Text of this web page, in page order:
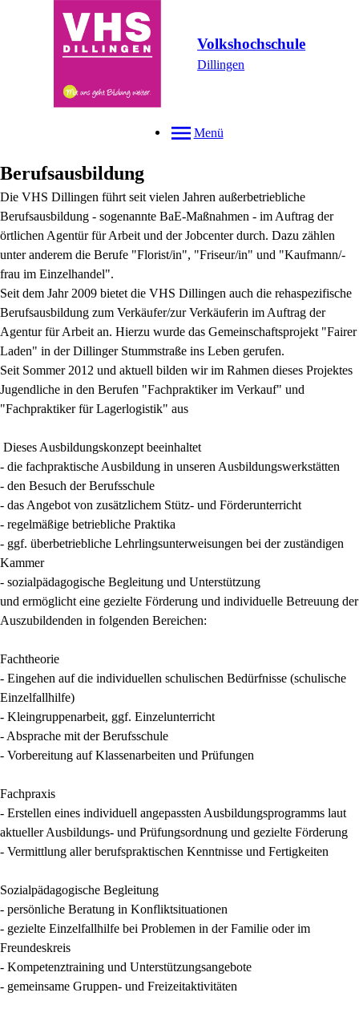
Volkshochschule
Dillingen
Menü
Berufsausbildung
Die VHS Dillingen führt seit vielen Jahren außerbetriebliche
Berufsausbildung - sogenannte BaE-Maßnahmen - im Auftrag der
örtlichen Agentür für Arbeit und der Jobcenter durch. Dazu zählen
unter anderem die Berufe "Florist/in", "Friseur/in" und "Kaufmann/-
frau im Einzelhandel".
Seit dem Jahr 2009 bietet die VHS Dillingen auch die rehaspezifische
Berufsausbildung zum Verkäufer/zur Verkäuferin im Auftrag der
Agentur für Arbeit an. Hierzu wurde das Gemeinschaftsprojekt "Fairer
Laden" in der Dillinger Stummstraße ins Leben gerufen.
Seit Sommer 2012 und aktuell bilden wir im Rahmen dieses Projektes
Jugendliche in den Berufen "Fachpraktiker im Verkauf" und
"Fachpraktiker für Lagerlogistik" aus
Dieses Ausbildungskonzept beeinhaltet
- die fachpraktische Ausbildung in unseren Ausbildungswerkstätten
- den Besuch der Berufsschule
- das Angebot von zusätzlichem Stütz- und Förderunterricht
- regelmäßige betriebliche Praktika
- ggf. überbetriebliche Lehrlingsunterweisungen bei der zuständigen
Kammer
- sozialpädagogische Begleitung und Unterstützung
und ermöglicht eine gezielte Förderung und individuelle Betreuung der
Auszubildenden in folgenden Bereichen:
Fachtheorie
- Eingehen auf die individuellen schulischen Bedürfnisse (schulische
Einzelfallhilfe)
- Kleingruppenarbeit, ggf. Einzelunterricht
- Absprache mit der Berufsschule
- Vorbereitung auf Klassenarbeiten und Prüfungen
Fachpraxis
- Erstellen eines individuell angepassten Ausbildungsprogramms laut
aktueller Ausbildungs- und Prüfungsordnung und gezielte Förderung
- Vermittlung aller berufspraktischen Kenntnisse und Fertigkeiten
Sozialpädagogische Begleitung
- persönliche Beratung in Konfliktsituationen
- gezielte Einzelfallhilfe bei Problemen in der Familie oder im
Freundeskreis
- Kompetenztraining und Unterstützungsangebote
- gemeinsame Gruppen- und Freizeitaktivitäten